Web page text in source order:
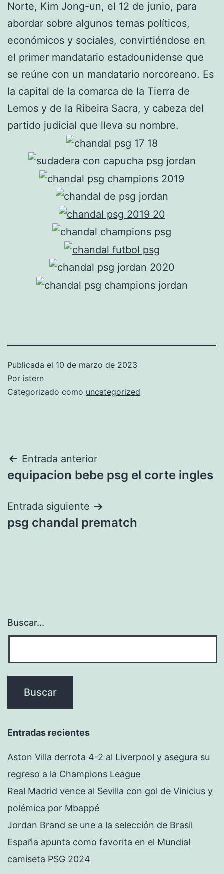
Norte, Kim Jong-un, el 12 de junio, para
abordar sobre algunos temas políticos,
económicos y sociales, convirtiéndose en
el primer mandatario estadounidense que
se reúne con un mandatario norcoreano. Es
la capital de la comarca de la Tierra de
Lemos y de la Ribeira Sacra, y cabeza del
partido judicial que lleva su nombre.
Publicada el 10 de marzo de 2023
Por istern
Categorizado como uncategorized
Navegación
de
entradas
Entrada anterior
equipacion bebe psg el corte ingles
Entrada siguiente
psg chandal prematch
Buscar...
Entradas recientes
Aston Villa derrota 4-2 al Liverpool y asegura su
regreso a la Champions League
Real Madrid vence al Sevilla con gol de Vinicius y
polémica por Mbappé
Jordan Brand se une a la selección de Brasil
España apunta como favorita en el Mundial
camiseta PSG 2024